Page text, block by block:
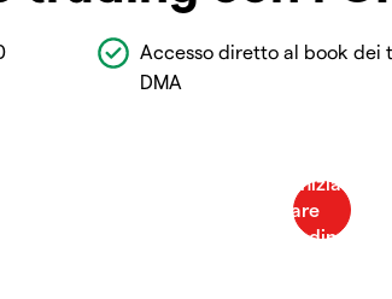
Accesso diretto al book dei
DMA